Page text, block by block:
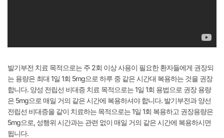
발기부전 치료 목적으로는 주 2회 이상 사용이 필요한 환자들에게 권장되
는 용량은 최대 1일 1회 5mg으로 하루 중 같은 시간대 복용하는 것을 권장
합니다. 양성 전립선 비대증 치료 목적으로는 1일 1회 용법으로 권장 용량
은 5mg으로 매일 거의 같은 시간에 복용하셔야 합니다. 발기부전과 양선
전립선 비대증을 같이 치료하는 목적으로는 1일 1회 복용하고 권장용량은
5mg으로, 성행위 시간과는 관련 없이 매일 거의 같은 시간에 복용하시면
됩니다.